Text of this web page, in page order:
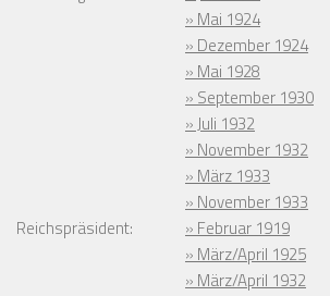
» Mai 1924
» Dezember 1924
» Mai 1928
» September 1930
» Juli 1932
» November 1932
» März 1933
» November 1933
Reichspräsident:
» Februar 1919
» März/April 1925
» März/April 1932